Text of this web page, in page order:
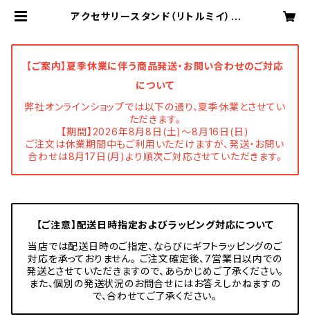
アクセサリースタンド（リトルミイ） |
【ご案内】夏季休業に伴う商品発送・お問い合わせのご対応
について
弊社オンラインショップでは以下の通り、夏季休業とさせてい
ただきます。
【期間】2026年8月8日(土)～8月16日(日)
ご注文は休業期間中もご利用いただけますが、発送・お問い
合わせは8月17日(月)より順次ご対応させていただきます。
【ご注意】配送日時指定およびラッピング対応について
当店では配送日時のご指定、ならびにギフトラッピングのご
対応を承っておりません。 ご注文確定後、7営業日以内での
発送とさせていただきますので、あらかじめご了承ください。
また、個別の発送状況のお問合せにはお答えしかねますの
で、合わせてご了承ください。